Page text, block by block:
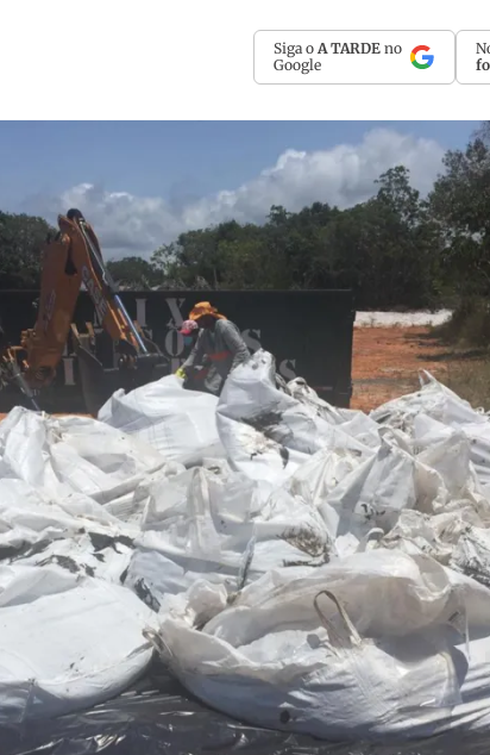
Siga o A TARDE no
Google